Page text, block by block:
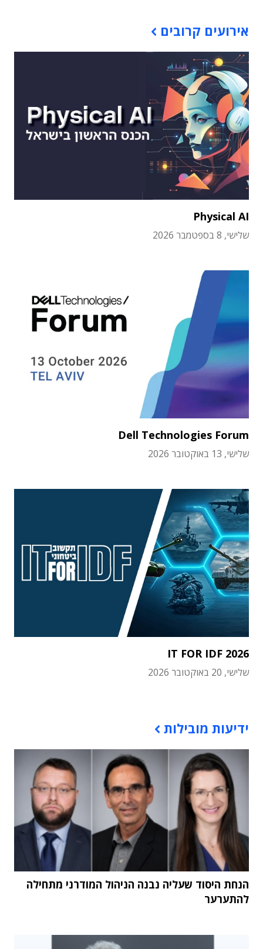
אירועים קרובים
Physical AI
שלישי, 8 בספטמבר 2026
Dell Technologies Forum
שלישי, 13 באוקטובר 2026
IT FOR IDF 2026
שלישי, 20 באוקטובר 2026
ידיעות מובילות
הנחת היסוד שעליה נבנה הניהול המודרני מתחילה
להתערער